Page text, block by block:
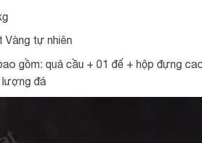
Vàng tự nhiên
gồm: quả cầu + 01 đế + hộp đựng
lượng đá